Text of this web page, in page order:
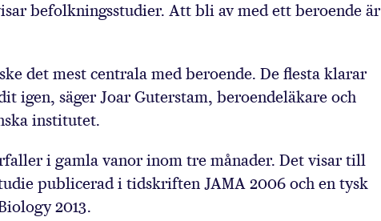
för steg
befolkningsstudier. Att bli av med ett beroende är
det mest centrala med beroende. De flesta klarar
igen, säger Joar Guterstam, beroendeläkare och
institutet.
i gamla vanor inom tre månader. Det visar till
publicerad i tidskriften JAMA 2006 och en tysk
2013.